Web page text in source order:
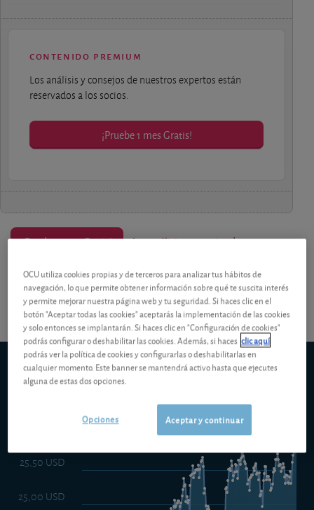
contenido premium
Los análisis y consejos de nuestros expertos están
reservados a los socios.
¡Pruebe 1 mes Gratis!
¡Pruebe 1 mes Gratis! Los análisis y consejos de nuestros
expertos están reservados a los socios.
5d 1m
Capital Group Global Allocation (LUX) B USD
25,00 USD
25,50 USD
OCU utiliza cookies propias y de terceros para analizar tus hábitos de
navegación, lo que permite obtener información sobre qué te suscita interés
y permite mejorar nuestra página web y tu seguridad. Si haces clic en el
botón "Aceptar todas las cookies" aceptarás la implementación de las cookies
y solo entonces se implantarán. Si haces clic en "Configuración de cookies"
podrás configurar o deshabilitar las cookies. Además, si haces clic aquí
podrás ver la política de cookies y configurarlas o deshabilitarlas en
cualquier momento. Este banner se mantendrá activo hasta que ejecutes
alguna de estas dos opciones.
Aceptar y continuar
Opciones